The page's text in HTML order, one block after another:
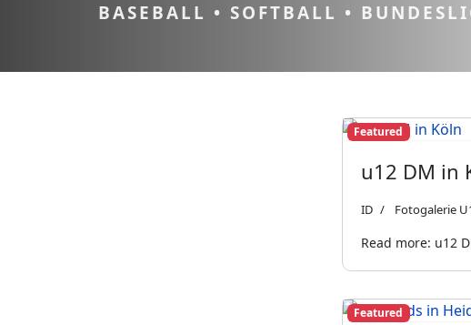
BASEBALL • SOFTBALL •
Featured
u12 DM in
ID Fotogalerie
Read more: u12
Featured